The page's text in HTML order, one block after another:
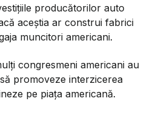
producătorilor auto
aceștia ar construi fabrici
muncitori americani.
congresmeni americani au
promoveze interzicerea
pe piața americană.